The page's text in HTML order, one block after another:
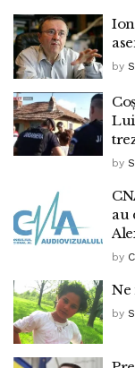
by
by
au
by
Ne
by